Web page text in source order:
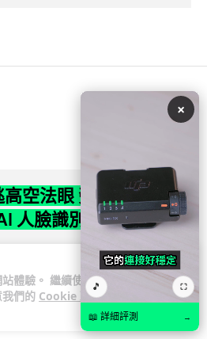
體驗。 繼續使用
們的 Cookie 政
空法眼 勞工處出動熱
人臉識別精準執法
的小型無人機進行高空巡邏以打擊
未來一年內引入 AI 人臉識別與行為
一...
閱讀全文
×
🎵 ⛶
📖 詳細評測 →